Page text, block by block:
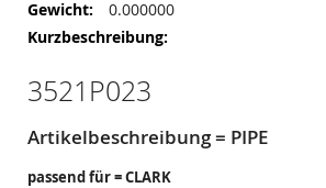
Mehr
Informationen
0.000000
3521P023
Artikelbeschreibung = PIPE
passend für = CLARK